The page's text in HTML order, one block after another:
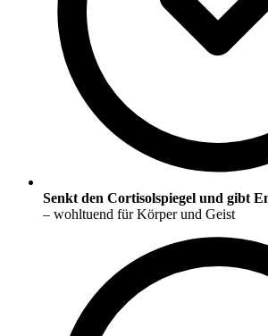
Senkt den Cortisolspiegel und gibt
– wohltuend für Körper und Geist